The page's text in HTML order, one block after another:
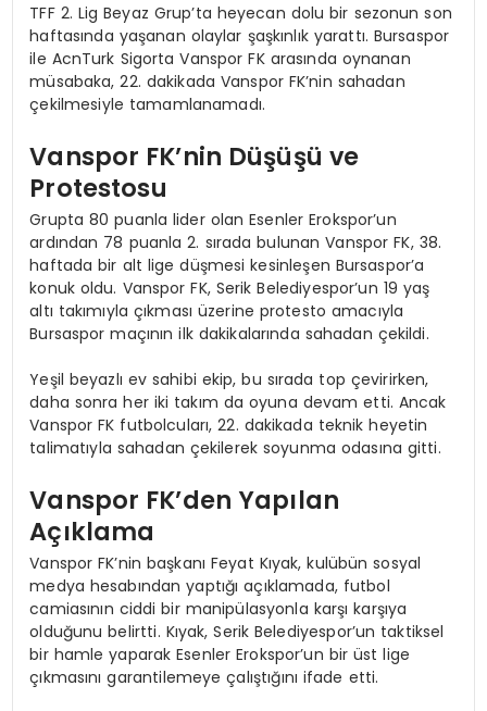
TFF 2. Lig Beyaz Grup’ta heyecan dolu bir sezonun son
haftasında yaşanan olaylar şaşkınlık yarattı. Bursaspor
ile AcnTurk Sigorta Vanspor FK arasında oynanan
müsabaka, 22. dakikada Vanspor FK’nin sahadan
çekilmesiyle tamamlanamadı.
Vanspor FK’nin Düşüşü ve
Protestosu
Grupta 80 puanla lider olan Esenler Erokspor’un
ardından 78 puanla 2. sırada bulunan Vanspor FK, 38.
haftada bir alt lige düşmesi kesinleşen Bursaspor’a
konuk oldu. Vanspor FK, Serik Belediyespor’un 19 yaş
altı takımıyla çıkması üzerine protesto amacıyla
Bursaspor maçının ilk dakikalarında sahadan çekildi.
Yeşil beyazlı ev sahibi ekip, bu sırada top çevirirken,
daha sonra her iki takım da oyuna devam etti. Ancak
Vanspor FK futbolcuları, 22. dakikada teknik heyetin
talimatıyla sahadan çekilerek soyunma odasına gitti.
Vanspor FK’den Yapılan
Açıklama
Vanspor FK’nin başkanı Feyat Kıyak, kulübün sosyal
medya hesabından yaptığı açıklamada, futbol
camiasının ciddi bir manipülasyonla karşı karşıya
olduğunu belirtti. Kıyak, Serik Belediyespor’un taktiksel
bir hamle yaparak Esenler Erokspor’un bir üst lige
çıkmasını garantilemeye çalıştığını ifade etti.